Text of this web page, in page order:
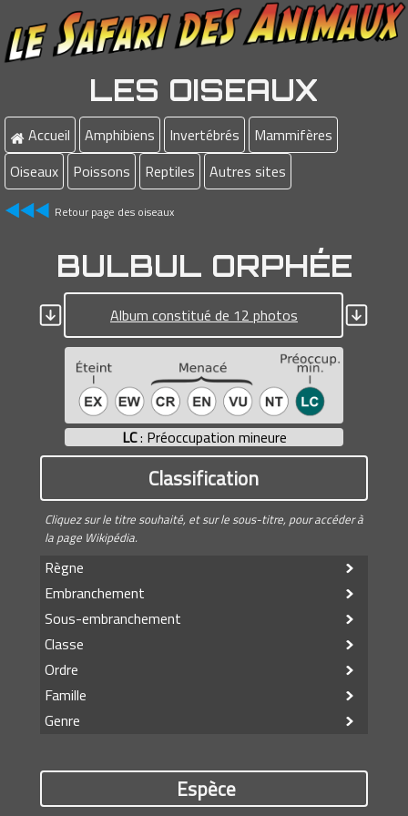
LES OISEAUX
Accueil Amphibiens Invertébrés
Mammifères
Oiseaux
Poissons Reptiles Autres sites
Retour page des oiseaux
BULBUL ORPHÉE
Album constitué de 12 photos
LC: Préoccupation mineure
Classification
Cliquez sur le titre souhaité, et sur le sous-titre, pour accéder à
la page Wikipédia.
Règne
Embranchement
Sous-embranchement
Classe
Ordre
Famille
Genre
Espèce